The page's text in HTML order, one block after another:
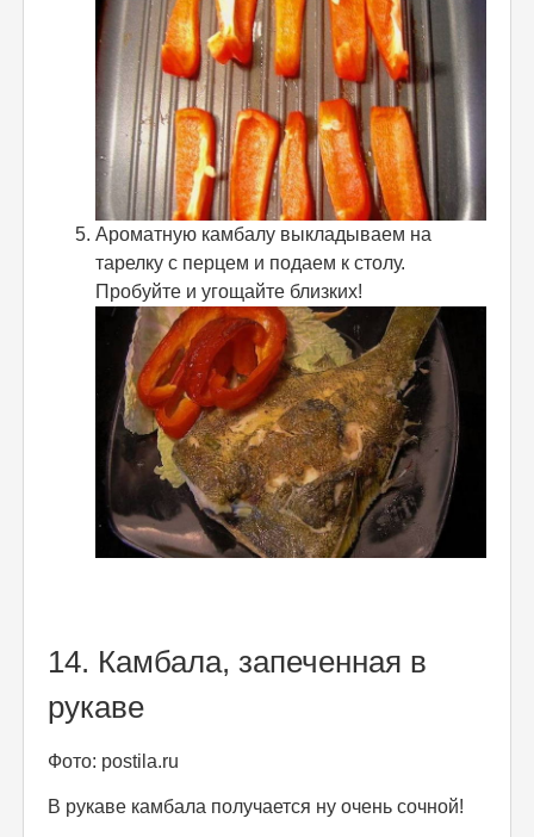
Ароматную камбалу выкладываем на
тарелку с перцем и подаем к столу.
Пробуйте и угощайте близких!
14. Камбала, запеченная в
рукаве
Фото: postila.ru
В рукаве камбала получается ну очень сочной!